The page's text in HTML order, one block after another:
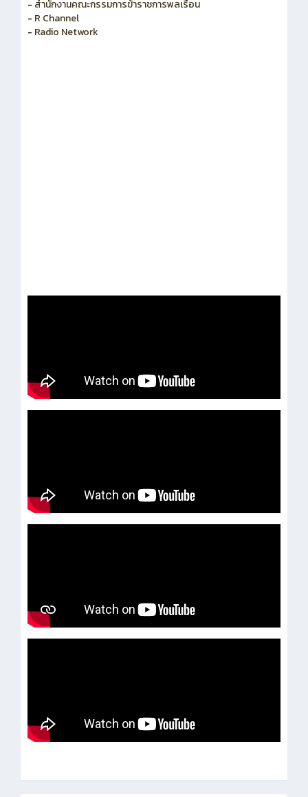
- สำนักงานคณะกรรมการข้าราชการพลเรือน
- R Channel
- Radio Network